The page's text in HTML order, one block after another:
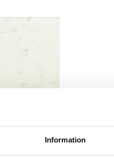
Information